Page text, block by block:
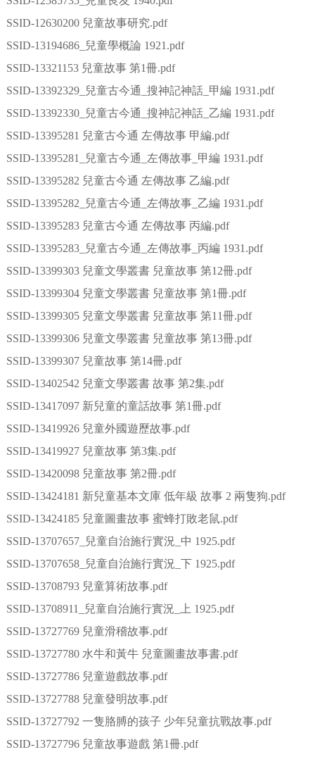
SSID-12630200 兒童故事研究.pdf
SSID-13194686_兒童學概論 1921.pdf
SSID-13321153 兒童故事 第1冊.pdf
SSID-13392329_兒童古今通_搜神記神話_甲編 1931.pdf
SSID-13392330_兒童古今通_搜神記神話_乙編 1931.pdf
SSID-13395281 兒童古今通 左傳故事 甲編.pdf
SSID-13395281_兒童古今通_左傳故事_甲編 1931.pdf
SSID-13395282 兒童古今通 左傳故事 乙編.pdf
SSID-13395282_兒童古今通_左傳故事_乙編 1931.pdf
SSID-13395283 兒童古今通 左傳故事 丙編.pdf
SSID-13395283_兒童古今通_左傳故事_丙編 1931.pdf
SSID-13399303 兒童文學叢書 兒童故事 第12冊.pdf
SSID-13399304 兒童文學叢書 兒童故事 第1冊.pdf
SSID-13399305 兒童文學叢書 兒童故事 第11冊.pdf
SSID-13399306 兒童文學叢書 兒童故事 第13冊.pdf
SSID-13399307 兒童故事 第14冊.pdf
SSID-13402542 兒童文學叢書 故事 第2集.pdf
SSID-13417097 新兒童的童話故事 第1冊.pdf
SSID-13419926 兒童外國遊歷故事.pdf
SSID-13419927 兒童故事 第3集.pdf
SSID-13420098 兒童故事 第2冊.pdf
SSID-13424181 新兒童基本文庫 低年級 故事 2 兩隻狗.pdf
SSID-13424185 兒童圖畫故事 蜜蜂打敗老鼠.pdf
SSID-13707657_兒童自治施行實況_中 1925.pdf
SSID-13707658_兒童自治施行實況_下 1925.pdf
SSID-13708793 兒童算術故事.pdf
SSID-13708911_兒童自治施行實況_上 1925.pdf
SSID-13727769 兒童滑稽故事.pdf
SSID-13727780 水牛和黃牛 兒童圖畫故事書.pdf
SSID-13727786 兒童遊戲故事.pdf
SSID-13727788 兒童發明故事.pdf
SSID-13727792 一隻胳膊的孩子 少年兒童抗戰故事.pdf
SSID-13727796 兒童故事遊戲 第1冊.pdf